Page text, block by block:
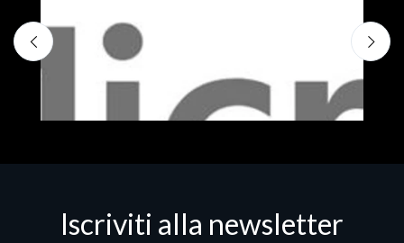
Iscriviti alla newsletter